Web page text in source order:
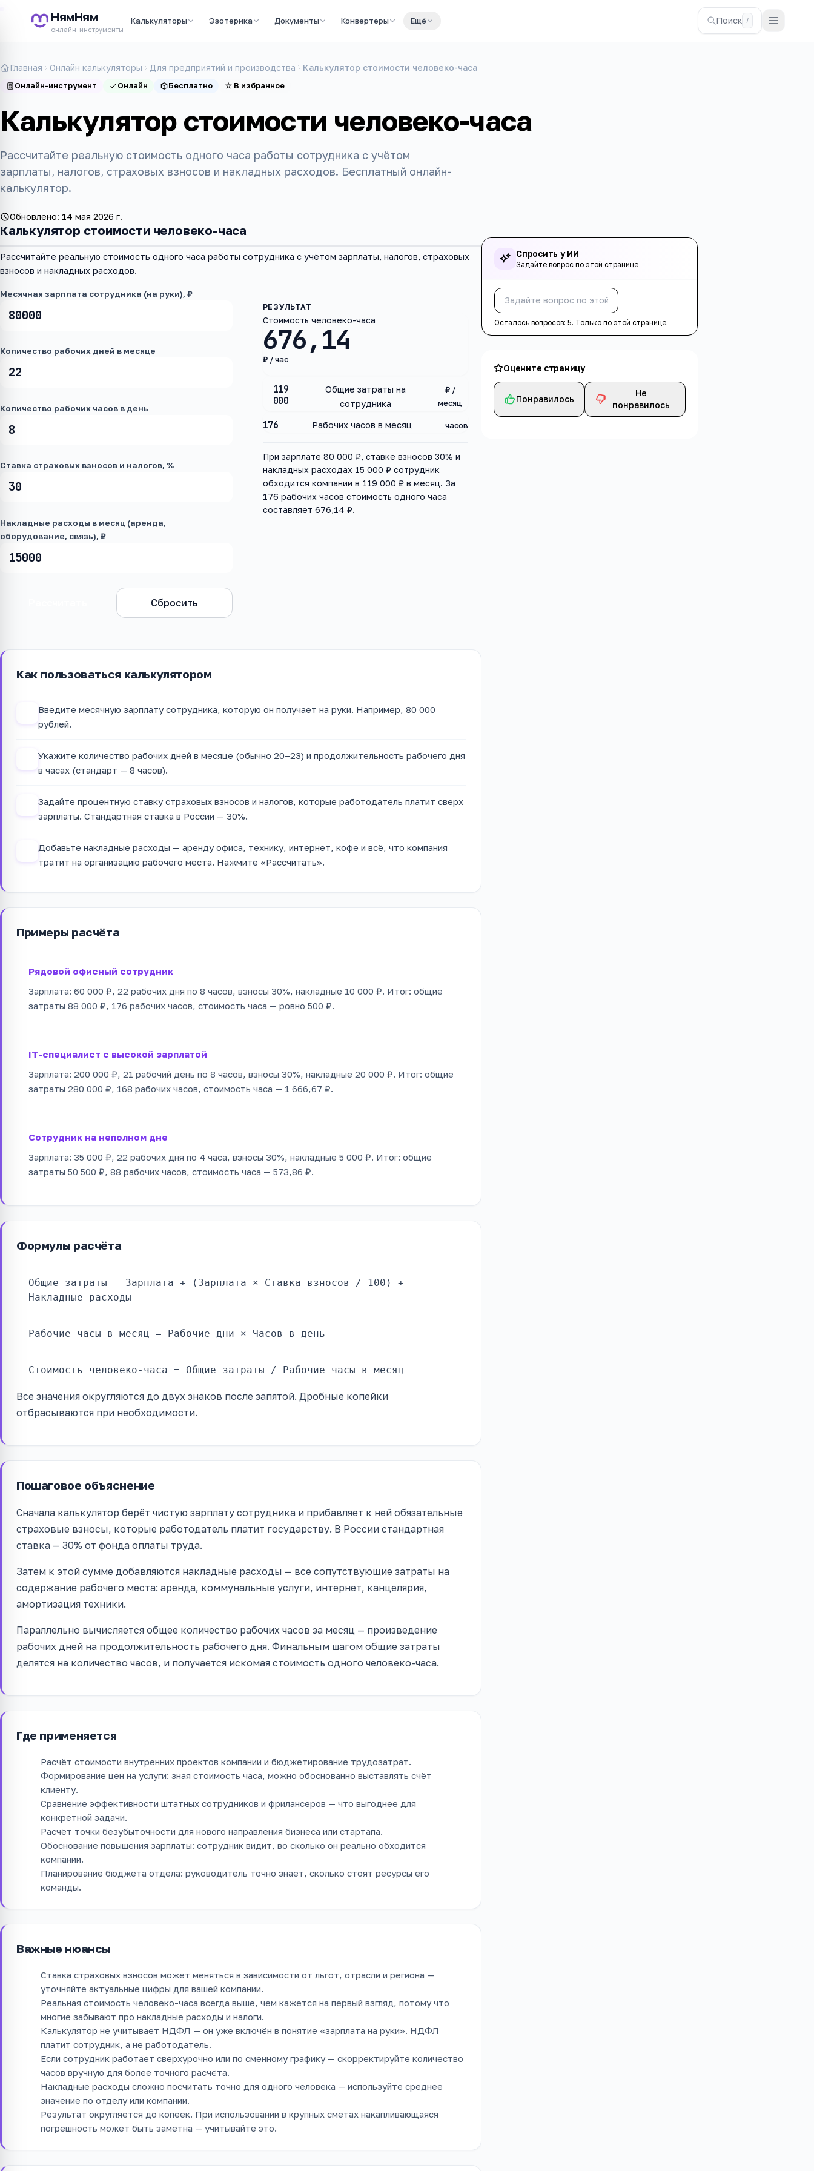
НямНям
онлайн-инструменты
Калькуляторы Эзотерика Документы Конвертеры Ещё Поиск /
Главная Онлайн калькуляторы Для предприятий и производства Калькулятор стоимости человеко-часа
Онлайн-инструмент Онлайн Бесплатно ☆ В избранное
Калькулятор стоимости человеко-часа
Рассчитайте реальную стоимость одного часа работы сотрудника с учётом
зарплаты, налогов, страховых взносов и накладных расходов. Бесплатный онлайн-
калькулятор.
Обновлено: 14 мая 2026 г.
Калькулятор стоимости человеко-часа
Рассчитайте реальную стоимость одного часа работы сотрудника с учётом зарплаты, налогов, страховых
взносов и накладных расходов.
Месячная зарплата сотрудника (на руки), ₽
Количество рабочих дней в месяце
Количество рабочих часов в день
Ставка страховых взносов и налогов, %
Накладные расходы в месяц (аренда,
оборудование, связь), ₽
Сбросить
676,14
Стоимость человеко-часа
₽ / час
119
000
Общие затраты на
сотрудника
₽ /
месяц
176 Рабочих часов в месяц часов
При зарплате 80 000 ₽, ставке взносов 30% и
накладных расходах 15 000 ₽ сотрудник
обходится компании в 119 000 ₽ в месяц. За
176 рабочих часов стоимость одного часа
составляет 676,14 ₽.
Как пользоваться калькулятором
Введите месячную зарплату сотрудника, которую он получает на руки. Например, 80 000
рублей.
Укажите количество рабочих дней в месяце (обычно 20–23) и продолжительность рабочего дня
в часах (стандарт — 8 часов).
Задайте процентную ставку страховых взносов и налогов, которые работодатель платит сверх
зарплаты. Стандартная ставка в России — 30%.
Добавьте накладные расходы — аренду офиса, технику, интернет, кофе и всё, что компания
тратит на организацию рабочего места. Нажмите «Рассчитать».
Примеры расчёта
Рядовой офисный сотрудник
Зарплата: 60 000 ₽, 22 рабочих дня по 8 часов, взносы 30%, накладные 10 000 ₽. Итог: общие
затраты 88 000 ₽, 176 рабочих часов, стоимость часа — ровно 500 ₽.
IT-специалист с высокой зарплатой
Зарплата: 200 000 ₽, 21 рабочий день по 8 часов, взносы 30%, накладные 20 000 ₽. Итог: общие
затраты 280 000 ₽, 168 рабочих часов, стоимость часа — 1 666,67 ₽.
Сотрудник на неполном дне
Зарплата: 35 000 ₽, 22 рабочих дня по 4 часа, взносы 30%, накладные 5 000 ₽. Итог: общие
затраты 50 500 ₽, 88 рабочих часов, стоимость часа — 573,86 ₽.
Формулы расчёта
Общие затраты = Зарплата + (Зарплата × Ставка взносов / 100) +
Накладные расходы
Рабочие часы в месяц = Рабочие дни × Часов в день
Стоимость человеко-часа = Общие затраты / Рабочие часы в месяц
Все значения округляются до двух знаков после запятой. Дробные копейки
отбрасываются при необходимости.
Пошаговое объяснение
Сначала калькулятор берёт чистую зарплату сотрудника и прибавляет к ней обязательные
страховые взносы, которые работодатель платит государству. В России стандартная
ставка — 30% от фонда оплаты труда.
Затем к этой сумме добавляются накладные расходы — все сопутствующие затраты на
содержание рабочего места: аренда, коммунальные услуги, интернет, канцелярия,
амортизация техники.
Параллельно вычисляется общее количество рабочих часов за месяц — произведение
рабочих дней на продолжительность рабочего дня. Финальным шагом общие затраты
делятся на количество часов, и получается искомая стоимость одного человеко-часа.
Где применяется
Расчёт стоимости внутренних проектов компании и бюджетирование трудозатрат.
Формирование цен на услуги: зная стоимость часа, можно обоснованно выставлять счёт
клиенту.
Сравнение эффективности штатных сотрудников и фрилансеров — что выгоднее для
конкретной задачи.
Расчёт точки безубыточности для нового направления бизнеса или стартапа.
Обоснование повышения зарплаты: сотрудник видит, во сколько он реально обходится
компании.
Планирование бюджета отдела: руководитель точно знает, сколько стоят ресурсы его
команды.
Важные нюансы
Ставка страховых взносов может меняться в зависимости от льгот, отрасли и региона —
уточняйте актуальные цифры для вашей компании.
Реальная стоимость человеко-часа всегда выше, чем кажется на первый взгляд, потому что
многие забывают про накладные расходы и налоги.
Калькулятор не учитывает НДФЛ — он уже включён в понятие «зарплата на руки». НДФЛ
платит сотрудник, а не работодатель.
Если сотрудник работает сверхурочно или по сменному графику — скорректируйте количество
часов вручную для более точного расчёта.
Накладные расходы сложно посчитать точно для одного человека — используйте среднее
значение по отделу или компании.
Результат округляется до копеек. При использовании в крупных сметах накапливающаяся
погрешность может быть заметна — учитывайте это.
Спросить у ИИ
Задайте вопрос по этой странице
Осталось вопросов:5. Только по этой странице.
Оцените страницу
Понравилось
Не
понравилось